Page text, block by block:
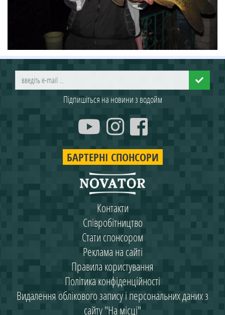
Підпишіться на новини з водойм
БАРТЕРНІ СПОНСОРИ
Контакти
Співробітництво
Стати спонсором
Реклама на сайті
Правила користування
Політика конфіденційності
Видалення облікового запису і персональних даних з
сайту "На місці"